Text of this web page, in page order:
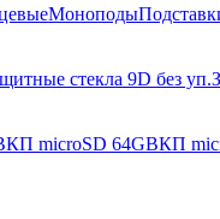
Моноподы
стекла 9D без уп.
КП microSD 64GBКП